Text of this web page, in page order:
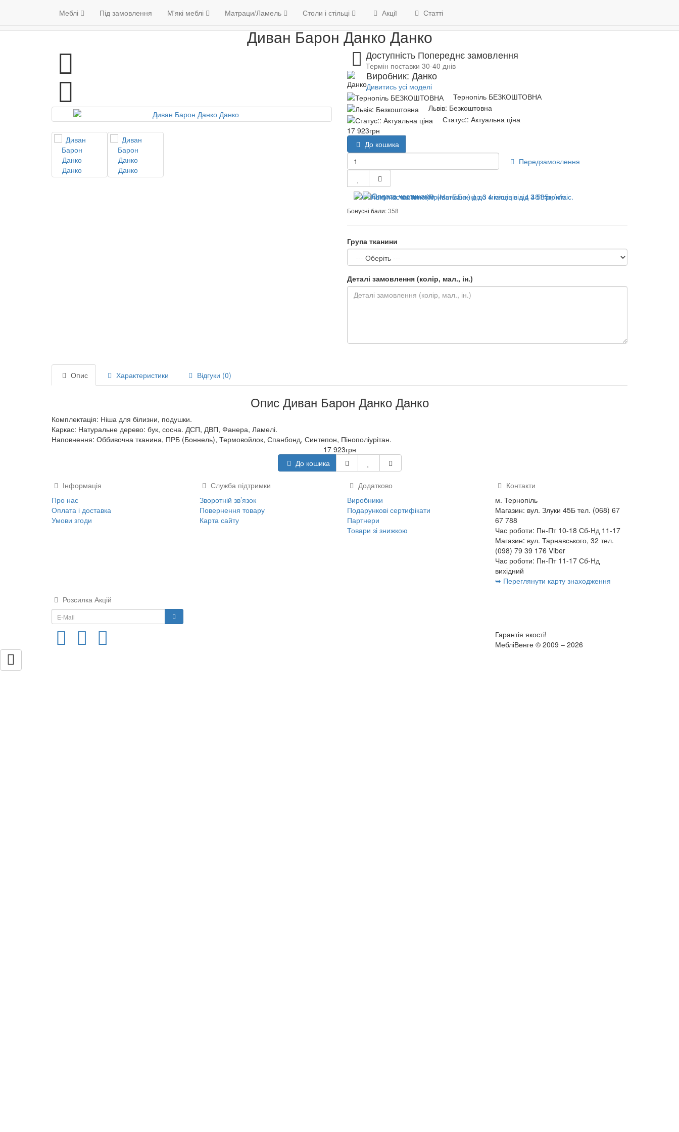
Меблі Венге (098) 79 39 176 Контакти
Меблі Під замовлення М'які меблі Матраци/Ламель Столи і стільці Акції Статті
М'які меблі Дивани Диван Барон Данко
Диван Барон Данко Данко
Доступність Попереднє замовлення
Термін поставки 30-40 днів
Виробник: Данко
Дивитись усі моделі
Тернопіль БЕЗКОШТОВНА
Львів: Безкоштовна
Статус:: Актуальна ціна
17 923грн
До кошика
Передзамовлення
Оплата частинами
Бонусні бали:358
Група тканини
Деталі замовлення (колір, мал., ін.)
Опис Характеристики Відгуки (0)
Опис Диван Барон Данко Данко
Комплектація: Ніша для білизни, подушки.
Каркас: Натуральне дерево: бук, сосна. ДСП, ДВП, Фанера, Ламелі.
Наповнення: Оббивочна тканина, ПРБ (Боннель), Термовойлок, Спанбонд, Синтепон, Пінополіурітан.
17 923грн
До кошика
Інформація
Про нас
Оплата і доставка
Умови згоди
Служба підтримки
Зворотній зв’язок
Повернення товару
Карта сайту
Додатково
Виробники
Подарункові сертифікати
Партнери
Товари зі знижкою
Контакти
м. Тернопіль
Магазин: вул. Злуки 45Б тел. (068) 67
67 788
Час роботи: Пн-Пт 10-18 Сб-Нд 11-17
Магазин: вул. Тарнавського, 32 тел.
(098) 79 39 176 Viber
Час роботи: Пн-Пт 11-17 Сб-Нд
вихідний
➥ Переглянути карту знаходження
Розсилка Акцій
Гарантія якості!
МебліВенге © 2009 – 2026